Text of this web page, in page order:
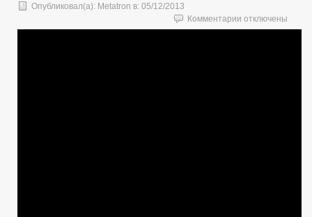
Опубликовал(а): Metatron в: 05/12/2013
Комментарии к
записи
отключены